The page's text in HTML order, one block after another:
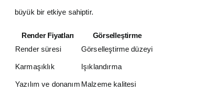
büyük bir etkiye sahiptir.
Render Fiyatları
Görselleştirme
Render süresi
Görselleştirme düzeyi
Karmaşıklık Işıklandırma
Yazılım ve donanım Malzeme kalitesi